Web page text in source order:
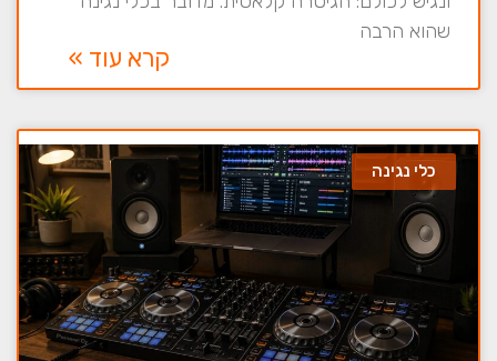
שהוא הרבה
קרא עוד »
כלי נגינה